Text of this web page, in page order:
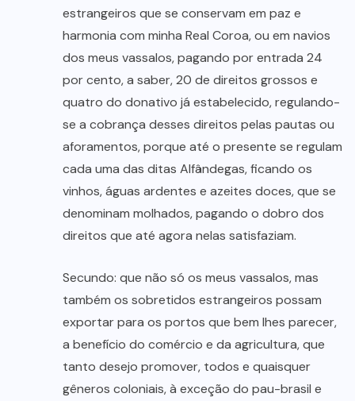
estrangeiros que se conservam em paz e
harmonia com minha Real Coroa, ou em navios
dos meus vassalos, pagando por entrada 24
por cento, a saber, 20 de direitos grossos e
quatro do donativo já estabelecido, regulando-
se a cobrança desses direitos pelas pautas ou
aforamentos, porque até o presente se regulam
cada uma das ditas Alfândegas, ficando os
vinhos, águas ardentes e azeites doces, que se
denominam molhados, pagando o dobro dos
direitos que até agora nelas satisfaziam.
Secundo: que não só os meus vassalos, mas
também os sobretidos estrangeiros possam
exportar para os portos que bem lhes parecer,
a benefício do comércio e da agricultura, que
tanto desejo promover, todos e quaisquer
gêneros coloniais, à exceção do pau-brasil e